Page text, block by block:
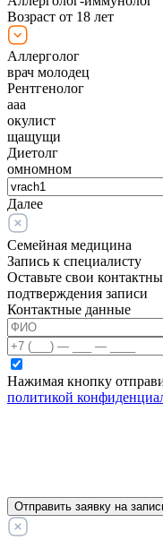
Возраст от 18 лет
Аллерголог
врач молодец
Рентгенолог
ааа
окулист
щащущи
Диетолг
омномном
Далее
Семейная медицина
Запись к специалисту
Оставьте свои
подтверждения записи
Контактные данные
Нажимая кнопку
политикой
Отправить заявку на